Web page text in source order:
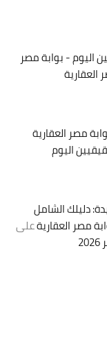
اليوم - بوابة مصر
مصر العقارية
اليوم
دليلك الشامل
على